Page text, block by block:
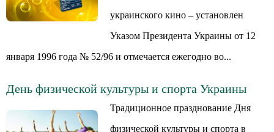
украинского кино – установлен
Указом Президента Украины от 12
января 1996 года № 52/96 и отмечается ежегодно во...
День физической культуры и спорта Украины
Традиционное празднование Дня
физической культуры и спорта в